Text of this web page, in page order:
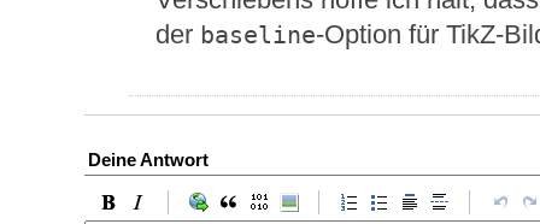
der baseline-Option für TikZ-
Deine Antwort